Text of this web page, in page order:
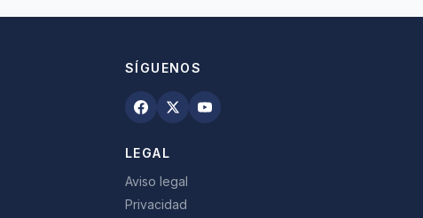
SÍGUENOS
LEGAL
Aviso legal
Privacidad